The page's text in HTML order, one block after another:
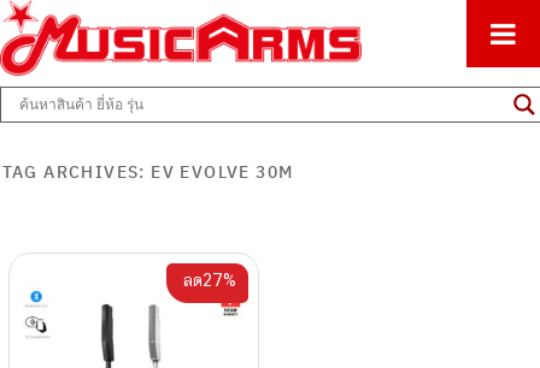
Music Arms
ศูนย์รวมครื่องดนตรีทุกชนิด ตั้งแต่เริ่มต้นถึงมืออาชีพ
TAG ARCHIVES: EV EVOLVE 30M
ลด27%